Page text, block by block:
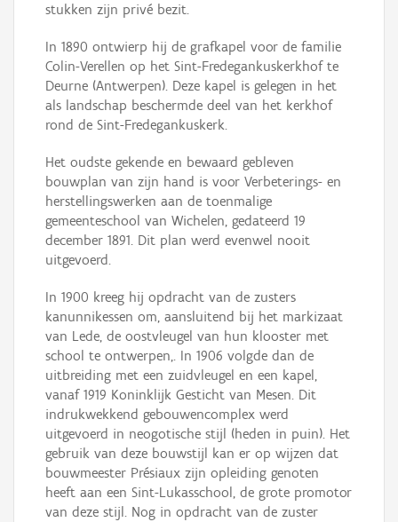
stukken zijn privé bezit.
In 1890 ontwierp hij de grafkapel voor de familie
Colin-Verellen op het Sint-Fredegankuskerkhof te
Deurne (Antwerpen). Deze kapel is gelegen in het
als landschap beschermde deel van het kerkhof
rond de Sint-Fredegankuskerk.
Het oudste gekende en bewaard gebleven
bouwplan van zijn hand is voor Verbeterings- en
herstellingswerken aan de toenmalige
gemeenteschool van Wichelen, gedateerd 19
december 1891. Dit plan werd evenwel nooit
uitgevoerd.
In 1900 kreeg hij opdracht van de zusters
kanunnikessen om, aansluitend bij het markizaat
van Lede, de oostvleugel van hun klooster met
school te ontwerpen,. In 1906 volgde dan de
uitbreiding met een zuidvleugel en een kapel,
vanaf 1919 Koninklijk Gesticht van Mesen. Dit
indrukwekkend gebouwencomplex werd
uitgevoerd in neogotische stijl (heden in puin). Het
gebruik van deze bouwstijl kan er op wijzen dat
bouwmeester Présiaux zijn opleiding genoten
heeft aan een Sint-Lukasschool, de grote promotor
van deze stijl. Nog in opdracht van de zuster